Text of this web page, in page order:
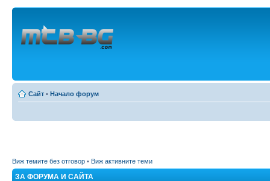
Сайт • Начало форум
Виж темите без отговор • Виж активните теми
ЗА ФОРУМА И САЙТА